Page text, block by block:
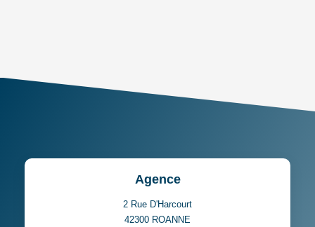
TAUX DE PROPRIÉTAIRES
DISTANCE DE L'AÉROPORT :
Agence
2 Rue D'Harcourt
42300 ROANNE